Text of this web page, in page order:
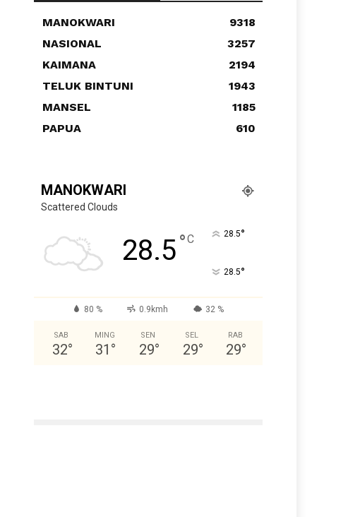
MANOKWARI
9318
NASIONAL
3257
KAIMANA
2194
TELUK BINTUNI
1943
MANSEL
1185
PAPUA
610
MANOKWARI
Scattered Clouds
28.5°C 28.5°
28.5°
80 % 0.9kmh 32 %
SAB
32°
MING
31 °
SEN
29°
SEL
29°
RAB
29°